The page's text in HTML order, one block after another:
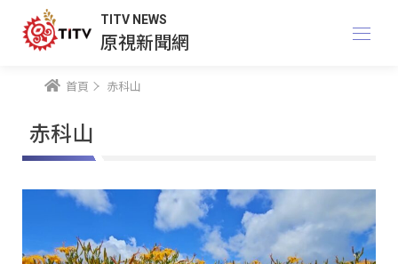
TITV NEWS
原視新聞網
首頁 赤科山
赤科山